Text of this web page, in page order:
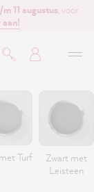
11 augustus , voor
aan!
Turf
Zwart met
Leisteen